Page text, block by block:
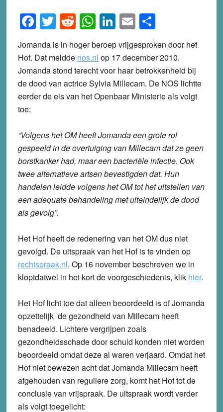
Facebook
Twitter
Reddit
WhatsApp
LinkedIn
EmailShare
Jomanda is in hoger beroep vrijgesproken door het
Hof. Dat meldde nos.nl op 17 december 2010.
Jomanda stond terecht voor haar betrokkenheid bij
de dood van actrice Sylvia Millecam. De NOS lichtte
eerder de eis van het Openbaar Ministerie als volgt
toe:
“Volgens het OM heeft Jomanda een grote rol
gespeeld in de overtuiging van Millecam dat ze geen
borstkanker had, maar een bacteriële infectie. Ook
twee alternatieve artsen bevestigden dat. Hun
handelen leidde volgens het OM tot het uitstellen van
een adequate behandeling met uiteindelijk de dood
als gevolg”.
Het Hof heeft de redenering van het OM dus niet
gevolgd. De uitspraak van het Hof is te vinden op
rechtspraak.nl. Op 16 november beschreven we in
kloptdatwel in het kort de voorgeschiedenis, klik hier.
Het Hof licht toe dat alleen beoordeeld is of Jomanda
opzettelijk de gezondheid van Millecam heeft
benadeeld. Lichtere vergrijpen zoals
gezondheidsschade door schuld konden niet worden
beoordeeld omdat deze al waren verjaard. Omdat het
Hof niet bewezen acht dat Jomanda Millecam heeft
afgehouden van reguliere zorg, komt het Hof tot de
conclusie van vrijspraak. De uitspraak wordt verder
als volgt toegelicht: